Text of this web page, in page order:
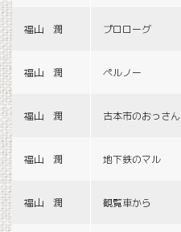
福山 潤 プロローグ
福山 潤 ペルノー
福山 潤 古本市のおっさん
福山 潤 地下鉄のマル
福山 潤 観覧車から